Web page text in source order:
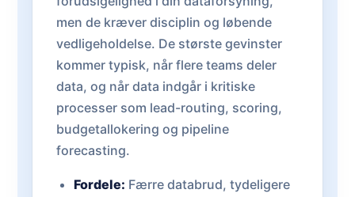
men de kræver disciplin og løbende
vedligeholdelse. De største gevinster
kommer typisk, når flere teams deler
data, og når data indgår i kritiske
processer som lead-routing, scoring,
budgetallokering og pipeline
forecasting.
Fordele: Færre databrud, tydeligere